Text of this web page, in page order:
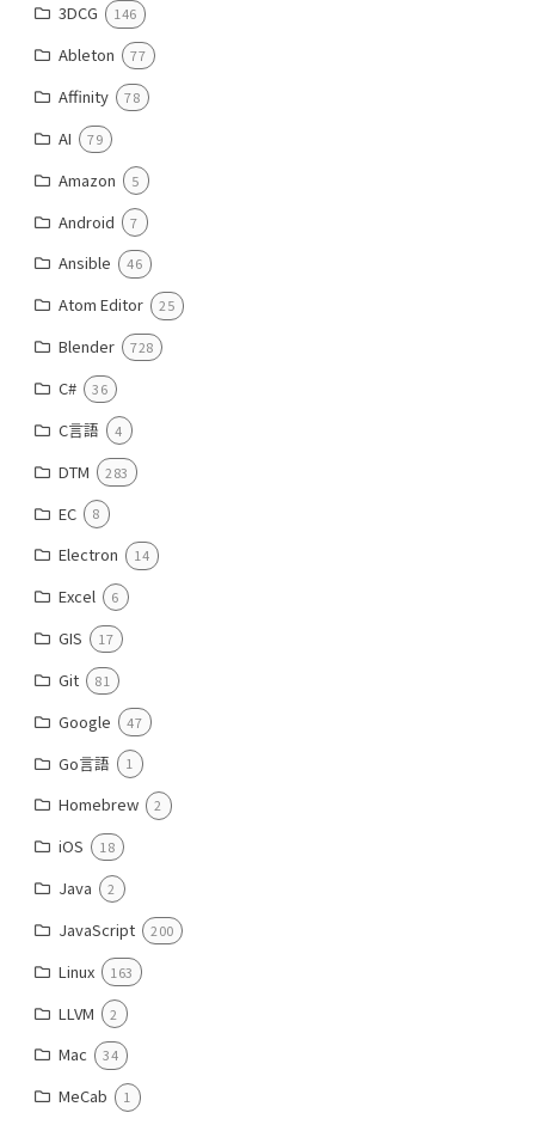
3DCG 146
Ableton 77
Affinity 78
AI 79
Amazon 5
Android 7
Ansible 46
Atom Editor 25
Blender 728
C# 36
C言語 4
DTM 283
EC 8
Electron 14
Excel 6
GIS 17
Git 81
Google 47
Go言語 1
Homebrew 2
iOS 18
Java 2
JavaScript 200
Linux 163
LLVM 2
Mac 34
MeCab 1